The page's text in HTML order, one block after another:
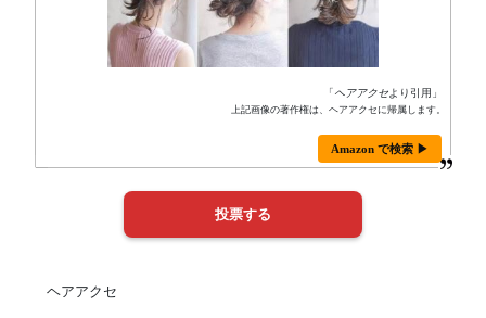
「ヘアアクセより引用」
上記画像の著作権は、ヘアアクセに帰属します。
Amazon で検索 ▶
ヘアアクセ